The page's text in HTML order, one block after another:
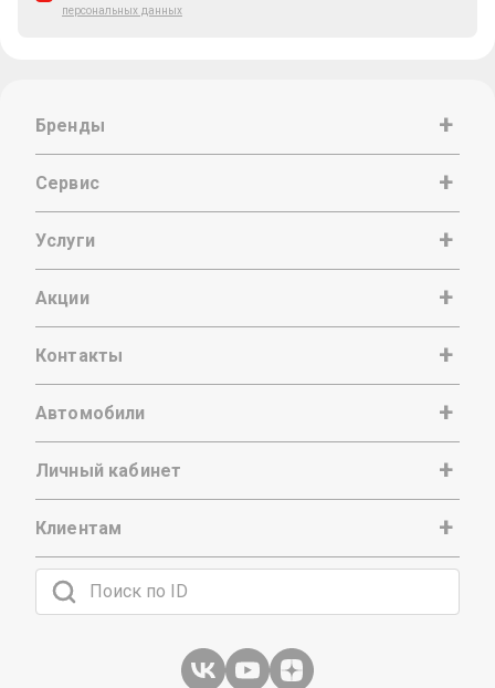
персональных данных
Бренды
Сервис
Услуги
Акции
Контакты
Автомобили
Личный кабинет
Клиентам